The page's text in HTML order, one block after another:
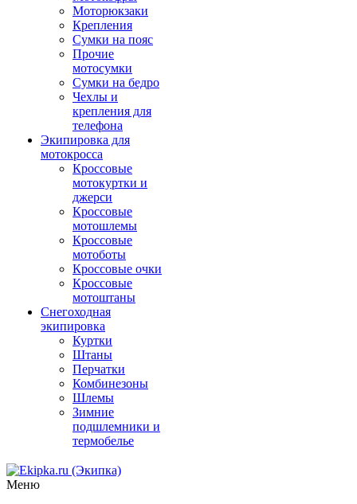
Моторюкзаки
Крепления
Сумки на пояс
Прочие
мотосумки
Сумки на бедро
Чехлы и
крепления для
телефона
Экипировка для
мотокросса
Кроссовые
мотокуртки и
джерси
Кроссовые
мотошлемы
Кроссовые
мотоботы
Кроссовые очки
Кроссовые
мотоштаны
Снегоходная
экипировка
Куртки
Штаны
Перчатки
Комбинезоны
Шлемы
Зимние
подшлемники и
термобелье
Меню